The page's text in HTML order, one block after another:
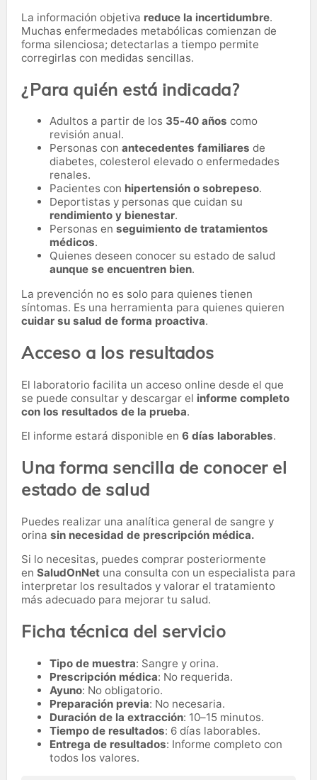
La información objetiva reduce la incertidumbre.
Muchas enfermedades metabólicas comienzan de
forma silenciosa; detectarlas a tiempo permite
corregirlas con medidas sencillas.
¿Para quién está indicada?
Adultos a partir de los 35-40 años como
revisión anual.
Personas con antecedentes familiares de
diabetes, colesterol elevado o enfermedades
renales.
Pacientes con hipertensión o sobrepeso.
Deportistas y personas que cuidan su
rendimiento y bienestar.
Personas en seguimiento de tratamientos
médicos.
Quienes deseen conocer su estado de salud
aunque se encuentren bien.
La prevención no es solo para quienes tienen
síntomas. Es una herramienta para quienes quieren
cuidar su salud de forma proactiva.
Acceso a los resultados
El laboratorio facilita un acceso online desde el que
se puede consultar y descargar el informe completo
con los resultados de la prueba.
El informe estará disponible en 6 días laborables.
Una forma sencilla de conocer el
estado de salud
Puedes realizar una analítica general de sangre y
orina sin necesidad de prescripción médica.
Si lo necesitas, puedes comprar posteriormente
en SaludOnNet una consulta con un especialista para
interpretar los resultados y valorar el tratamiento
más adecuado para mejorar tu salud.
Ficha técnica del servicio
Tipo de muestra: Sangre y orina.
Prescripción médica: No requerida.
Ayuno: No obligatorio.
Preparación previa: No necesaria.
Duración de la extracción: 10–15 minutos.
Tiempo de resultados: 6 días laborables.
Entrega de resultados: Informe completo con
todos los valores.